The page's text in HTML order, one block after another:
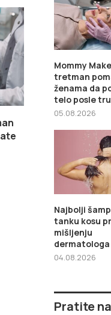
tretman
Mommy
tretman
ženama da
telo posle
05.08.2026
Najbolji
tanku kosu
mišljenju
dermatologa
04.08.2026
Pratite